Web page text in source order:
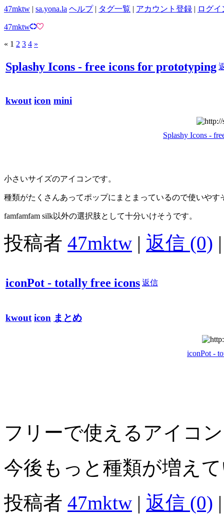
47mktw | sa.yona.la ヘルプ| タグ一覧 | アカウント登録 | ログイ
47mktw
« 1 2 3 4 »
Splashy Icons - free icons for prototyping
kwout icon mini
Splashy Icons -
小さいサイズのアイコンです。
種類がたくさんあってポップにまとまっているので使いやす
famfamfam silk以外の選択肢として十分いけそうです。
投稿者 47mktw | 返信 (0)
iconPot - totally free icons 返信
kwout icon まとめ
iconPot -
フリーで使えるアイコ
今後もっと種類が増え
投稿者 47mktw | 返信 (0)